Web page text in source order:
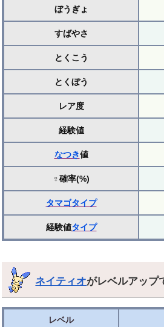
ぼうぎょ
すばやさ
とくこう
とくぼう
レア度
経験値
なつき値
♀確率(%)
タマゴタイプ
経験値タイプ
ネイティオがレベルアップ
レベル